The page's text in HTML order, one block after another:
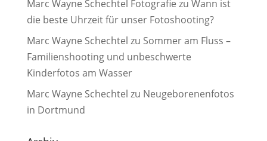
Marc Wayne Schechtel Fotografie zu Wann ist
die beste Uhrzeit für unser Fotoshooting?
Marc Wayne Schechtel zu Sommer am Fluss –
Familienshooting und unbeschwerte
Kinderfotos am Wasser
Marc Wayne Schechtel zu Neugeborenenfotos
in Dortmund